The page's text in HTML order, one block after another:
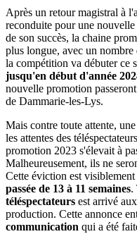
Après un retour magistral à
reconduite pour une
de son succès, la chaine
plus longue, avec un
la compétition va débuter ce
jusqu'en début d'année
nouvelle promotion
de Dammarie-les-Lys.
Mais contre toute attente,
les attentes des
promotion 2023 s'élevait à
Malheureusement, ils ne
Cette éviction est
passée de 13 à 11 semaines.
téléspectateurs est arrivé
production. Cette annonce
communication qui a été